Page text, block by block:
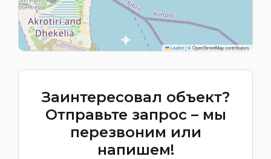
Leaflet|© OpenStreetMap contributors
Заинтересовал объект?
Отправьте запрос – мы
перезвоним или
напишем!